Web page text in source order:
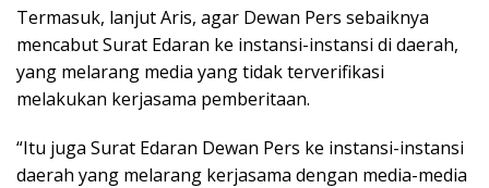
Termasuk, lanjut Aris, agar Dewan Pers sebaiknya
mencabut Surat Edaran ke instansi-instansi di daerah,
yang melarang media yang tidak terverifikasi
melakukan kerjasama pemberitaan.
“Itu juga Surat Edaran Dewan Pers ke instansi-instansi
daerah yang melarang kerjasama dengan media-media